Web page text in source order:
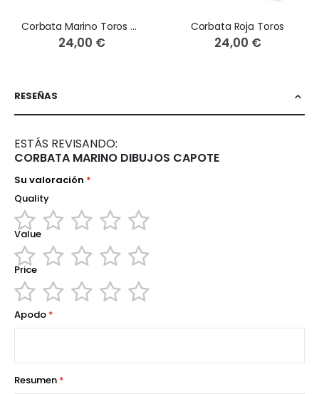
Corbata Marino Toros Rojos
24,00 €
Corbata Roja Toros
24,00 €
RESEÑAS
ESTÁS REVISANDO:
CORBATA MARINO DIBUJOS CAPOTE
Su valoración
Quality
1
star
2
stars
3
stars
4
stars
5
stars
Value
1
star
2
stars
3
stars
4
stars
5
stars
Price
12
3
4
5
Apodo
Resumen